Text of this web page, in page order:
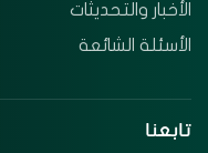
الأخبار والتحديثات
الأسئلة الشائعة
تابعنا